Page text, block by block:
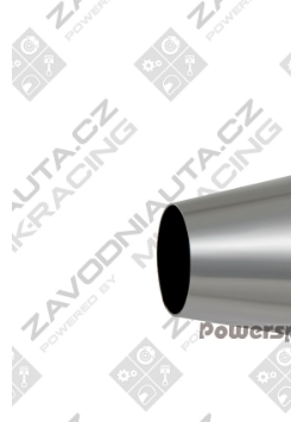
JEZDEC
TÝM
SERVIS
FANOUŠCI
Profil
firmy
Obchodní
podmínky